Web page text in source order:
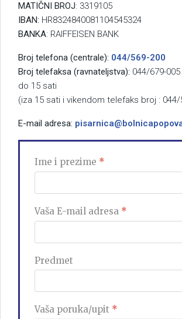
MATIČNI BROJ: 3319105
IBAN: HR8324840081104545324
BANKA: RAIFFEISEN BANK
Broj telefona (centrale): 044/569-200
Broj telefaksa (ravnateljstva): 044/679-
do 15 sati
(iza 15 sati i vikendom telefaks broj : 044/
E-mail adresa:
Ime i prezime *
Vaša E-mail adresa *
Predmet
Vaša poruka/upit *